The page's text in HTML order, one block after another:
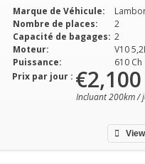
Marque de Véhicule:
Nombre de places:
2
Capacité de bagages: 2
Moteur:
V10
Puissance:
610 Ch
Prix par jour : €2,100
Incluant 200km /